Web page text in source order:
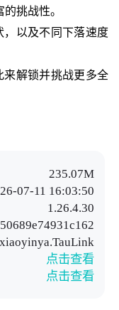
挑战性。
，以及不同下落速度
来解锁并挑战更多全
235.07M
07-11 16:03:50
1.26.4.30
点击查看
点击查看